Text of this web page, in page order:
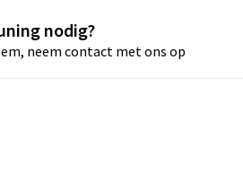
nodig?
neem contact met ons op